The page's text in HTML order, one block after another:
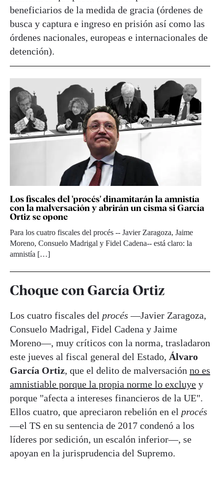
beneficiarios de la medida de gracia (órdenes de
busca y captura e ingreso en prisión así como las
órdenes nacionales, europeas e internacionales de
detención).
Los fiscales del 'procés' dinamitarán la amnistía
con la malversación y abrirán un cisma si García
Ortiz se opone
Para los cuatro fiscales del procés -- Javier Zaragoza, Jaime
Moreno, Consuelo Madrigal y Fidel Cadena-- está claro: la
amnistía […]
Choque con García Ortiz
Los cuatro fiscales del procés —Javier Zaragoza,
Consuelo Madrigal, Fidel Cadena y Jaime
Moreno—, muy críticos con la norma, trasladaron
este jueves al fiscal general del Estado, Álvaro
García Ortiz, que el delito de malversación no es
amnistiable porque la propia norme lo excluye y
porque "afecta a intereses financieros de la UE".
Ellos cuatro, que apreciaron rebelión en el procés
—el TS en su sentencia de 2017 condenó a los
líderes por sedición, un escalón inferior—, se
apoyan en la jurisprudencia del Supremo.